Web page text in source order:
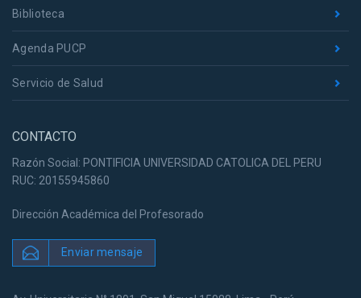
Biblioteca
Agenda PUCP
Servicio de Salud
CONTACTO
Razón Social: PONTIFICIA UNIVERSIDAD CATOLICA DEL PERU
RUC: 20155945860
Dirección Académica del Profesorado
Enviar mensaje